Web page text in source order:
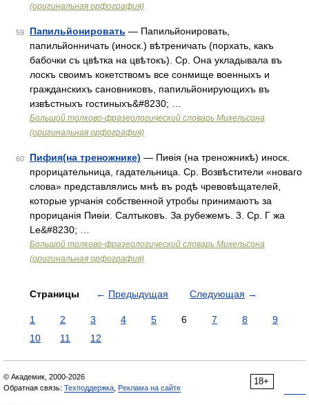
(оригинальная орфография)
59 Папильйонировать — Папильйонировать,
папильйонничать (иноск.) вѣтреничать (порхать, какъ
бабочки съ цвѣтка на цвѣтокъ). Ср. Она укладывала въ
лоскъ своимъ кокетствомъ все сонмище военныхъ и
гражданскихъ сановниковъ, папильйонирующихъ въ
извѣстныхъ гостиныхъ&#8230; …
Большой толково-фразеологический словарь Михельсона
(оригинальная орфография)
60 Пифия(на треножнике) — Пиѳія (на треножникѣ) иноск.
прорицательница, гадательница. Ср. Возвѣстители «новаго
слова» представлялись мнѣ въ родѣ чревовѣщателей,
которые урчанія собственной утробы принимаютъ за
прорицанія Пиѳіи. Салтыковъ. За рубежемъ. 3. Ср. Г жа
Le&#8230; …
Большой толково-фразеологический словарь Михельсона
(оригинальная орфография)
Страницы ← Предыдущая Следующая →
1 2 3 4 5 6 7 8
9
10
11 12
18+
© Академик, 2000-2026
Обратная связь: Техподдержка Реклама на сайте